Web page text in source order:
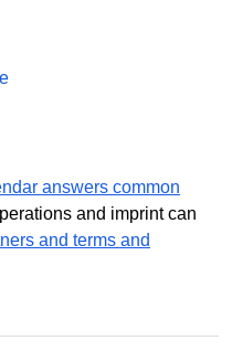
answers common
and imprint can
and terms and